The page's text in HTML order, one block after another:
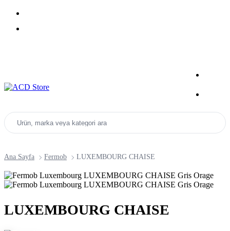
Ürün, marka veya kategori ara
Ana Sayfa Fermob LUXEMBOURG CHAISE
LUXEMBOURG CHAISE